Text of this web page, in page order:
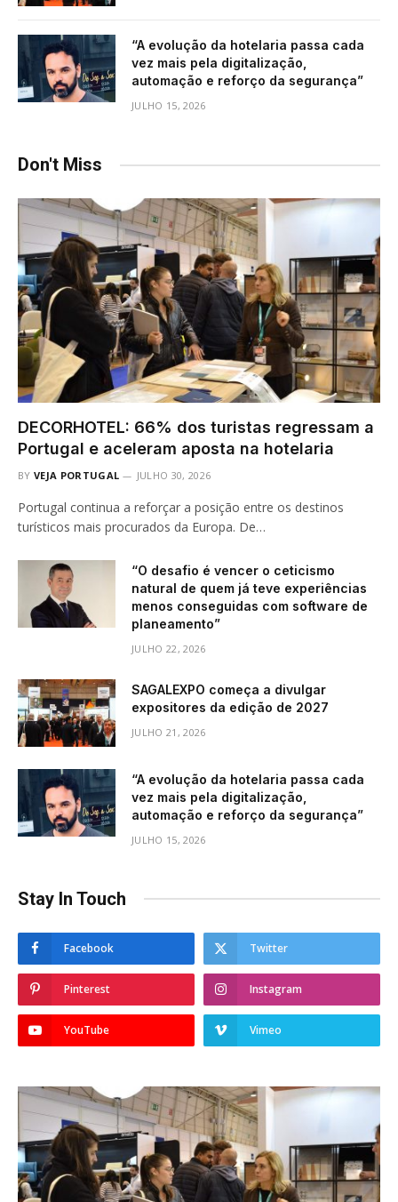
“A evolução da hotelaria passa cada
vez mais pela digitalização,
automação e reforço da segurança”
JULHO 15, 2026
Don't Miss
DECORHOTEL: 66% dos turistas regressam a
Portugal e aceleram aposta na hotelaria
BY VEJA PORTUGAL JULHO 30, 2026
Portugal continua a reforçar a posição entre os destinos
turísticos mais procurados da Europa. De…
“O desafio é vencer o ceticismo
natural de quem já teve experiências
menos conseguidas com software de
planeamento”
JULHO 22, 2026
SAGALEXPO começa a divulgar
expositores da edição de 2027
JULHO 21, 2026
“A evolução da hotelaria passa cada
vez mais pela digitalização,
automação e reforço da segurança”
JULHO 15, 2026
Stay In Touch
Facebook Twitter
Pinterest Instagram
YouTube Vimeo